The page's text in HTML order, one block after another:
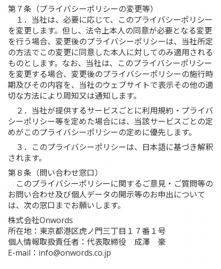
第７条（プライバシーポリシーの変更等）
１．当社は、必要に応じて、このプライバシーポリシー
を変更します。但し、法令上本人の同意が必要となる変更
を行う場合、変更後のプライバシーポリシーは、当社所定
の方法でこの変更に同意した本人に対してのみ適用される
ものとします。なお、当社は、このプライバシーポリシー
を変更する場合、変更後のプライバシーポリシーの施行時
期及びその内容を、当社のウェブサイトで表示その他の適
切な方法により周知又は通知します。
２．当社が提供するサービスごとに利用規約・プライバ
シーポリシー等を定めた場合には、当該サービスごとの定
めがこのプライバシーポリシーの定めに優先します。
３．このプライバシーポリシーは、日本語に基づき解釈
されます。
第８条（問い合わせ窓口）
このプライバシーポリシーに関するご意見・ご質問等の
お問い合わせ及び個人データの開示等のお申出について
は、次の窓口までお願いします。
株式会社Onwords
所在地：東京都港区虎ノ門三丁目１７番１号
個人情報取扱責任者：代表取締役 成澤 豪
E-mail：info@onwords.co.jp